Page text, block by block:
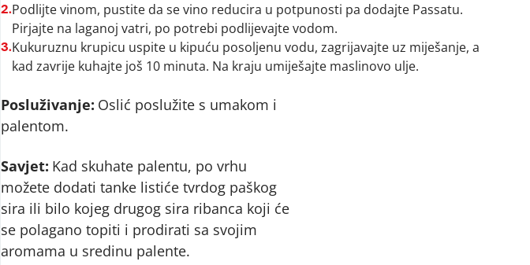
2.Podlijte vinom, pustite da se vino reducira u potpunosti pa dodajte Passatu.
Pirjajte na laganoj vatri, po potrebi podlijevajte vodom.
3.Kukuruznu krupicu uspite u kipuću posoljenu vodu, zagrijavajte uz miješanje, a
kad zavrije kuhajte još 10 minuta. Na kraju umiješajte maslinovo ulje.
Posluživanje: Oslić poslužite s umakom i
palentom.
Savjet: Kad skuhate palentu, po vrhu
možete dodati tanke listiće tvrdog paškog
sira ili bilo kojeg drugog sira ribanca koji će
se polagano topiti i prodirati sa svojim
aromama u sredinu palente.